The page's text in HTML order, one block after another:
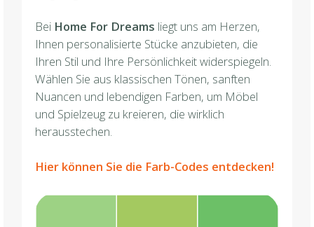
Bei Home For Dreams liegt uns am Herzen,
Ihnen personalisierte Stücke anzubieten, die
Ihren Stil und Ihre Persönlichkeit widerspiegeln.
Wählen Sie aus klassischen Tönen, sanften
Nuancen und lebendigen Farben, um Möbel
und Spielzeug zu kreieren, die wirklich
herausstechen.
Hier können Sie die Farb-Codes entdecken!